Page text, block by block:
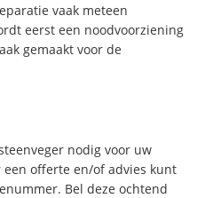
vaak meteen
eerst een noodvoorziening
gemaakt voor de
nodig voor uw
een offerte en/of advies kunt
Bel deze ochtend